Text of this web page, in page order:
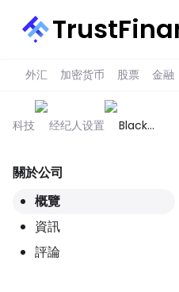
外汇 加密货币 股票 金融
科技 经纪人设置
Black
關於公司
概覽
資訊
評論